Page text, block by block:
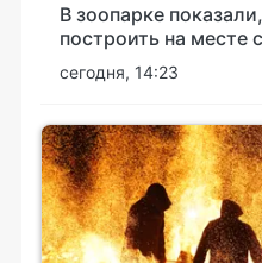
В зоопарке
построить на месте
сегодня, 14:23